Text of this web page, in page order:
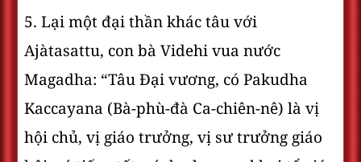
5. Lại một đại thần khác tâu với
Ajàtasattu, con bà Videhi vua nước
Magadha: “Tâu Ðại vương, có Pakudha
Kaccayana (Bà-phù-đà Ca-chiên-nê) là vị
hội chủ, vị giáo trưởng, vị sư trưởng giáo